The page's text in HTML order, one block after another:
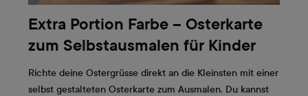
Extra Portion Farbe – Osterkarte
zum Selbstausmalen für Kinder
Richte deine Ostergrüsse direkt an die Kleinsten mit einer
selbst gestalteten Osterkarte zum Ausmalen. Du kannst